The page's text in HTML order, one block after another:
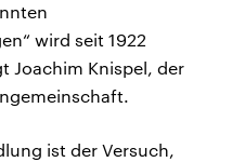
wird seit 1922
Joachim Knispel, der
ist der Versuch,